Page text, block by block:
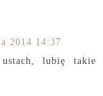
2014 14:37
lubię takie